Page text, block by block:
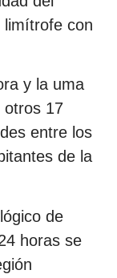
limítrofe con
y la uma
otros 17
entre los
de la
de
horas se